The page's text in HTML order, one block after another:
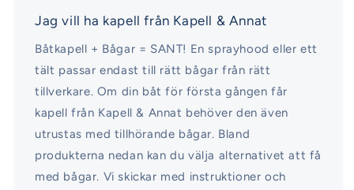
Jag vill ha kapell från Kapell & Annat
Båtkapell + Bågar = SANT! En sprayhood eller ett
tält passar endast till rätt bågar från rätt
tillverkare. Om din båt för första gången får
kapell från Kapell & Annat behöver den även
utrustas med tillhörande bågar. Bland
produkterna nedan kan du välja alternativet att få
med bågar. Vi skickar med instruktioner och